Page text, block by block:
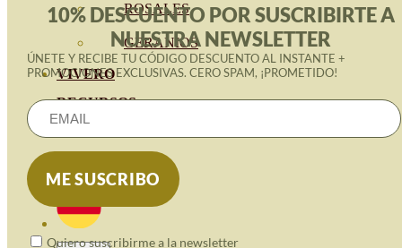
ROSALES
GERANIOS
VIVERO
RECURSOS
10% DESCUENTO POR SUSCRIBIRTE A
NUESTRA NEWSLETTER
ÚNETE Y RECIBE TU CÓDIGO DESCUENTO AL INSTANTE +
PROMOCIONES EXCLUSIVAS. CERO SPAM, ¡PROMETIDO!
Quiero suscribirme a la newsletter